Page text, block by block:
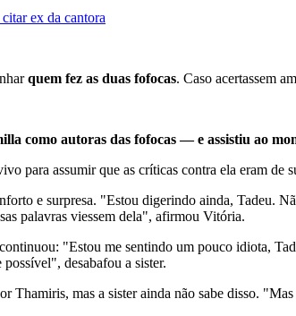
ex da cantora
quem fez as duas fofocas. Caso acertassem
como autoras das fofocas — e assistiu ao
para assumir que as críticas contra ela eram de
e surpresa. "Estou digerindo ainda, Tadeu.
palavras viessem dela", afirmou Vitória.
"Estou me sentindo um pouco idiota,
desabafou a sister.
Thamiris, mas a sister ainda não sabe disso.